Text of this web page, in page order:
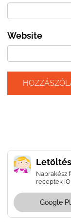
Website
Letöltés
Naprakész
receptek
Google